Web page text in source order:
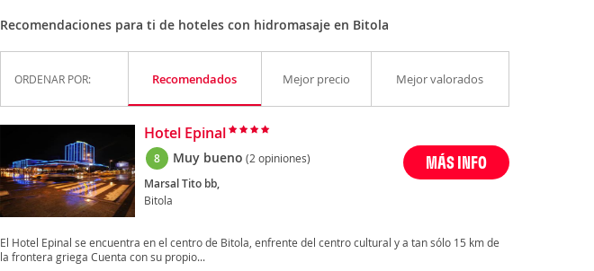
Recomendaciones para ti de hoteles con hidromasaje en Bitola
ORDENAR POR: Recomendados Mejor precio Mejor valorados
Hotel Epinal
8 Muy bueno (2 opiniones)
Marsal Tito bb,
Bitola
MÁS INFO
El Hotel Epinal se encuentra en el centro de Bitola, enfrente del centro cultural y a tan sólo 15 km de
la frontera griega Cuenta con su propio...